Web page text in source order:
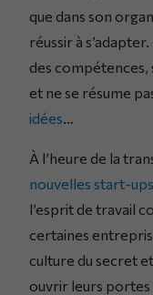
que dans son
réussir à
des compétences,
et ne se résume
idées
À l’heure de la
nouvelles start-
l’esprit de travail
certaines
culture du secret
ouvrir leurs portes